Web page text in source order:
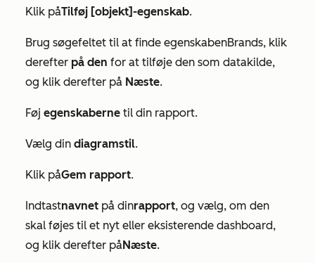
Klik påTilføj [objekt]-egenskab.
Brug søgefeltet til at finde egenskabenBrands, klik
derefter på den for at tilføje den som datakilde,
og klik derefter på Næste.
Føj egenskaberne til din rapport.
Vælg din diagramstil.
Klik påGem rapport.
Indtastnavnet på dinrapport, og vælg, om den
skal føjes til et nyt eller eksisterende dashboard,
og klik derefter påNæste.